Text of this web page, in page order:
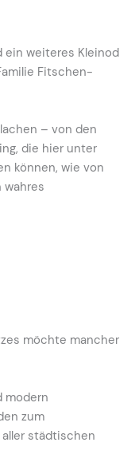
ein weiteres Kleinod
Fitschen-
– von den
die hier unter
können, wie von
wahres
möchte mancher
modern
zum
städtischen